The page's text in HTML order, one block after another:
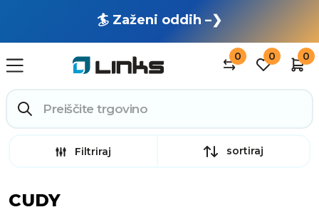
🏄 Zaženi oddih –❯
0 0 0
Filtriraj sortiraj
CUDY